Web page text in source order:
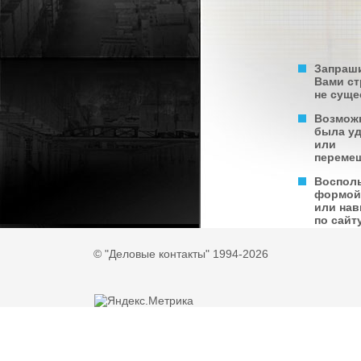
Вами
не
была
или
формой
или
по
© "Деловые контакты" 1994-2026